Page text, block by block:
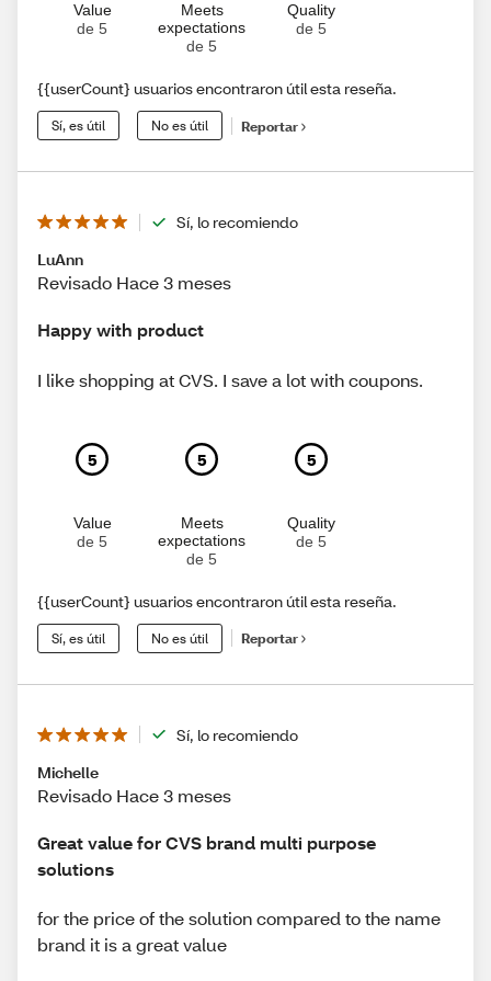
Value
de 5
Meets
expectations
de 5
Quality
de 5
{{userCount} usuarios encontraron útil esta reseña.
Sí, es útil No es útil Reportar
Sí, lo recomiendo
LuAnn
Revisado Hace 3 meses
Happy with product
I like shopping at CVS. I save a lot with coupons.
5
Value
de 5
5
Meets
expectations
de 5
5
Quality
de 5
{{userCount} usuarios encontraron útil esta reseña.
Sí, es útil No es útil Reportar
Sí, lo recomiendo
Michelle
Revisado Hace 3 meses
Great value for CVS brand multi purpose
solutions
for the price of the solution compared to the name
brand it is a great value